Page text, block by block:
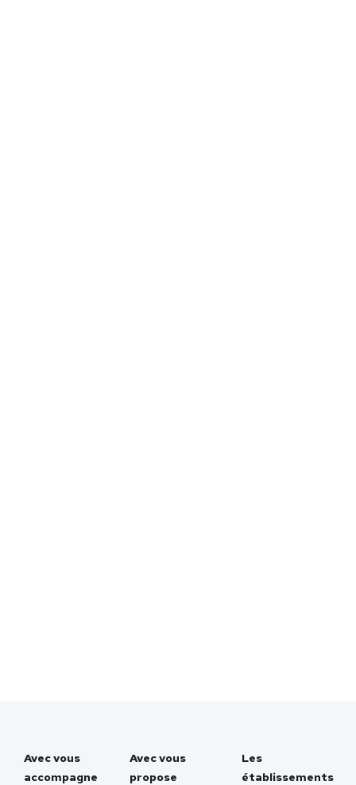
Avec vous
accompagne
Avec vous
propose
Les
établissements